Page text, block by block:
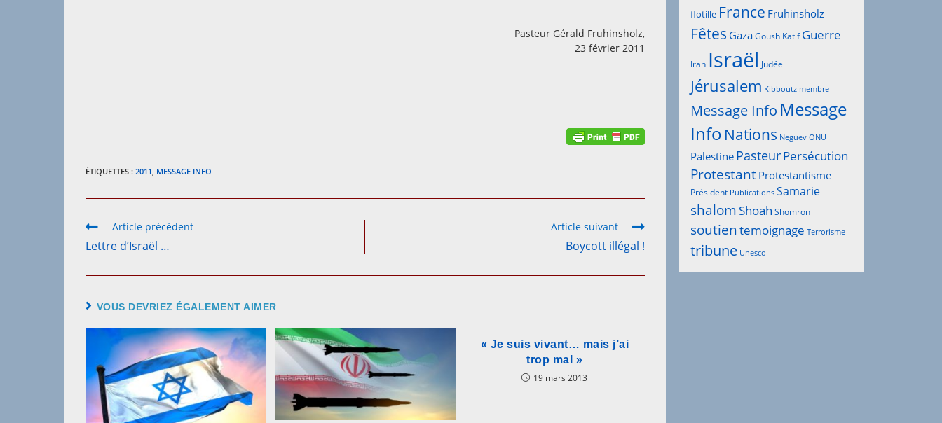
Pasteur Gérald Fruhinsholz,
23 février 2011
ÉTIQUETTES : 2011, MESSAGE INFO
Read
articles
Article précédent
Lettre d’Israël …
Article suivant
Boycott illégal !
VOUS DEVRIEZ ÉGALEMENT AIMER
« Je suis vivant… mais j’ai
trop mal »
19 mars 2013
flotille France Fruhinsholz
Fêtes GazaGoush Katif Guerre
Iran Israël Judée
Jérusalem Kibboutz membre
Message Info Message
Info Nations Neguev ONU
Palestine PasteurPersécution
Protestant Protestantisme
Président Publications Samarie
shalomShoah Shomron
soutientemoignage Terrorisme
tribune Unesco